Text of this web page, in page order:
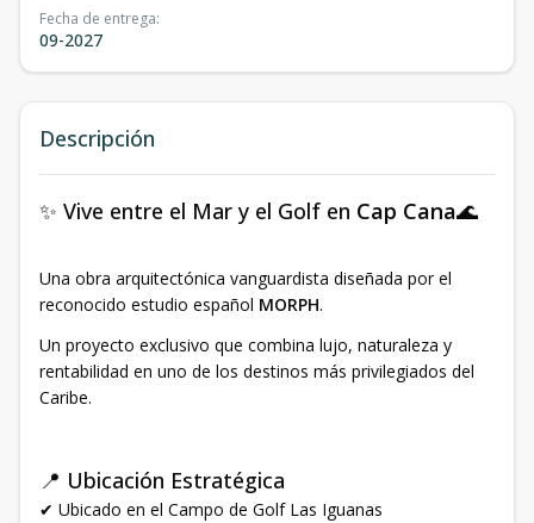
Fecha de entrega:
09-2027
Descripción
✨ Vive entre el Mar y el Golf en Cap Cana🌊
Una obra arquitectónica vanguardista diseñada por el
reconocido estudio español MORPH.
Un proyecto exclusivo que combina lujo, naturaleza y
rentabilidad en uno de los destinos más privilegiados del
Caribe.
📍 Ubicación Estratégica
✔ Ubicado en el Campo de Golf Las Iguanas